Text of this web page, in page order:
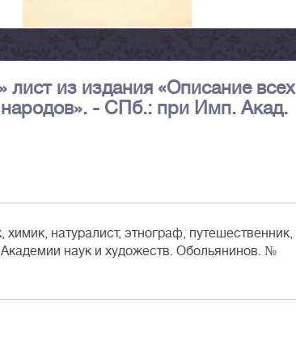
лист из издания «Описание всех
- СПб.: при Имп. Акад.
натуралист, этнограф, путешественник,
наук и художеств. Обольянинов. №